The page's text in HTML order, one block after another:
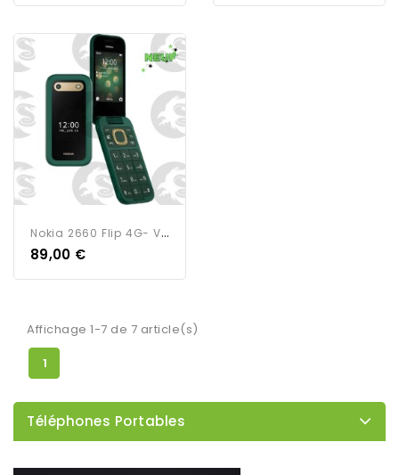
N
Okia 2660 Flip 4G- Vert -...
89,00 €
Affichage 1-7 de 7 article(s)
1
Téléphones Portables